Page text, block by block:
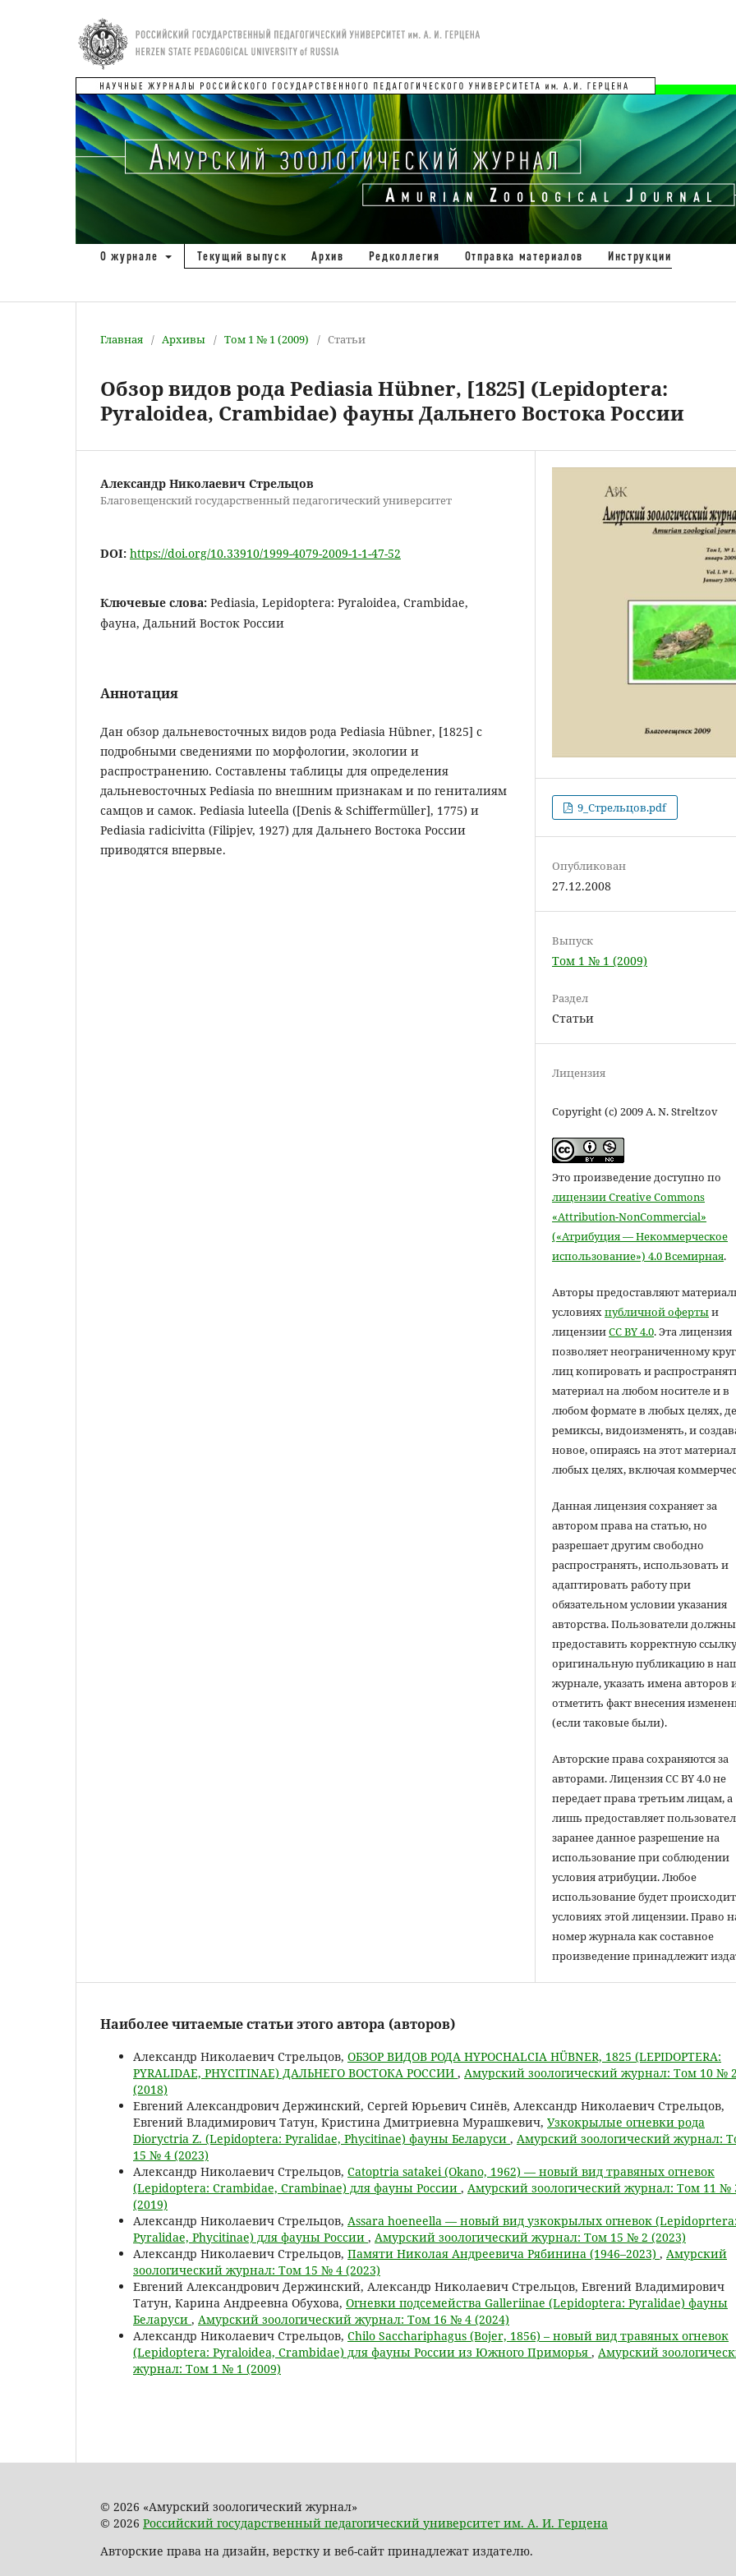
О журнале Текущий выпуск Архив Редколлегия Отправка материалов Инструкции
Главная / Архивы / Том 1 № 1 (2009) / Статьи
Обзор видов рода Pediasia Hübner, [1825] (Lepidoptera:
Pyraloidea, Crambidae) фауны Дальнего Востока России
Александр Николаевич Стрельцов
Благовещенский государственный педагогический университет
DOI: https://doi.org/10.33910/1999-4079-2009-1-1-47-52
Ключевые слова: Pediasia, Lepidoptera: Pyraloidea, Crambidae,
фауна, Дальний Восток России
Аннотация
Дан обзор дальневосточных видов рода Pediasia Hübner, [1825] с
подробными сведениями по морфологии, экологии и
распространению. Составлены таблицы для определения
дальневосточных Pediasia по внешним признакам и по гениталиям
самцов и самок. Pediasia luteella ([Denis & Schiffermüller], 1775) и
Pediasia radicivitta (Filipjev, 1927) для Дальнего Востока России
приводятся впервые.
9_Стрельцов.pdf
Опубликован
27.12.2008
Выпуск
Том 1 № 1 (2009)
Раздел
Статьи
Лицензия
Copyright (c) 2009 A. N. Streltzov
Это произведение доступно по
лицензии Creative Commons
«Attribution-NonCommercial»
(«Атрибуция — Некоммерческое
использование») 4.0 Всемирная.
Авторы предоставляют
условияхпубличной офертыи
лицензииCC BY 4.0. Эта лицензия
позволяет неограниченному
лиц копировать и
материал на любом носителе и в
любом формате в любых целях,
ремиксы, видоизменять, и
новое, опираясь на этот
любых целях, включая
Данная лицензия сохраняет за
автором права на статью, но
разрешает другим свободно
распространять, использовать и
адаптировать работу при
обязательном условии указания
авторства. Пользователи должны
предоставить корректную
оригинальную публикацию в
журнале, указать имена авторов
отметить факт внесения
(если таковые были).
Авторские права сохраняются за
авторами. Лицензия CC BY 4.0 не
передает права третьим лицам, а
лишь предоставляет
заранее данное разрешение на
использование при соблюдении
условия атрибуции. Любое
использование будет
условиях этой лицензии. Право
номер журнала как составное
произведение принадлежит
Наиболее читаемые статьи этого автора (авторов)
Александр Николаевич Стрельцов, ОБЗОР ВИДОВ РОДА HYPOCHALCIA HÜBNER, 1825 (LEPIDOPTERA:
PYRALIDAE, PHYCITINAE) ДАЛЬНЕГО ВОСТОКА РОССИИ , Амурский зоологический журнал: Том 10 № 2
(2018)
Евгений Александрович Держинский, Сергей Юрьевич Синёв, Александр Николаевич Стрельцов,
Евгений Владимирович Татун, Кристина Дмитриевна Мурашкевич, Узкокрылые огневки рода
Dioryctria Z. (Lepidoptera: Pyralidae, Phycitinae) фауны Беларуси , Амурский зоологический журнал:
15 № 4 (2023)
Александр Николаевич Стрельцов, Catoptria satakei (Okano, 1962) — новый вид травяных огневок
(Lepidoptera: Crambidae, Crambinae) для фауны России , Амурский зоологический журнал: Том 11 №
(2019)
Александр Николаевич Стрельцов, Assara hoeneella — новый вид узкокрылых огневок (Lepidoprtera:
Pyralidae, Phycitinae) для фауны России , Амурский зоологический журнал: Том 15 № 2 (2023)
Александр Николаевич Стрельцов, Памяти Николая Андреевича Рябинина (1946–2023) , Амурский
зоологический журнал: Том 15 № 4 (2023)
Евгений Александрович Держинский, Александр Николаевич Стрельцов, Евгений Владимирович
Татун, Карина Андреевна Обухова, Огневки подсемейства Galleriinae (Lepidoptera: Pyralidae) фауны
Беларуси , Амурский зоологический журнал: Том 16 № 4 (2024)
Александр Николаевич Стрельцов, Chilo Sacchariphagus (Bojer, 1856) – новый вид травяных огневок
(Lepidoptera: Pyraloidea, Crambidae) для фауны России из Южного Приморья , Амурский
журнал: Том 1 № 1 (2009)
© 2026 «Амурский зоологический журнал»
© 2026 Российский государственный педагогический университет им. А. И. Герцена
Авторские права на дизайн, верстку и веб-сайт принадлежат издателю.